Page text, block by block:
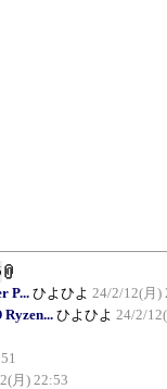
P... ひよひよ 24/2/12(月)
ひよひよ 24/2/
月) 22:53